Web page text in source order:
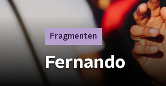
Fragmenten
Fernando